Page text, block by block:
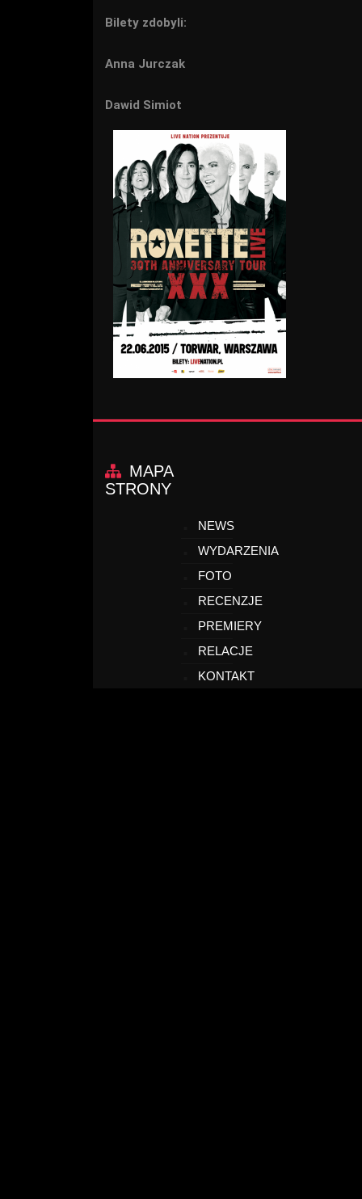
Bilety zdobyli:
Anna Jurczak
Dawid Simiot
MAPA
STRONY
NEWS
WYDARZENIA
FOTO
RECENZJE
PREMIERY
RELACJE
KONTAKT